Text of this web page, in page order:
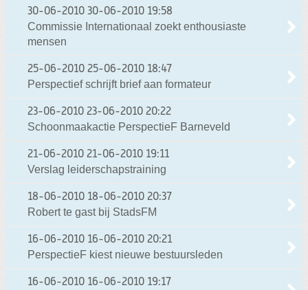
30-06-2010 30-06-2010 19:58
Commissie Internationaal zoekt enthousiaste
mensen
25-06-2010 25-06-2010 18:47
Perspectief schrijft brief aan formateur
23-06-2010 23-06-2010 20:22
Schoonmaakactie PerspectieF Barneveld
21-06-2010 21-06-2010 19:11
Verslag leiderschapstraining
18-06-2010 18-06-2010 20:37
Robert te gast bij StadsFM
16-06-2010 16-06-2010 20:21
PerspectieF kiest nieuwe bestuursleden
16-06-2010 16-06-2010 19:17